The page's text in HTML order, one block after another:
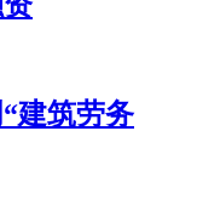
建筑劳务